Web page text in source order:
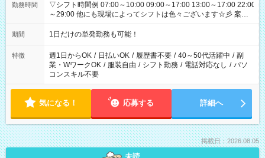
勤務時間
▽シフト時間例 07:00～10:00 09:00～17:00 13:00～17:00 22:00
～29:00 他にも現場によってシフトは色々ございます☆彡 案件
次第では午前中で終わるお仕事も...！
期間 1日だけの単発勤務も可能！
特徴 週1日からOK / 日払いOK / 履歴書不要 / 40～50代活躍中 / 副
業・WワークOK / 服装自由 / シフト勤務 / 電話対応なし / パソ
コンスキル不要
気になる！ 応募する 詳細へ
掲載日：2026.08.05